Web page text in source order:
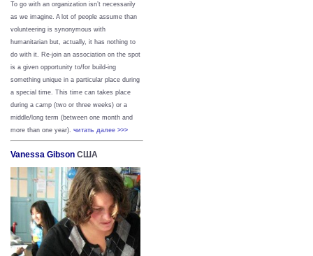
To go with an organization isn’t necessarily
as we imagine. A lot of people assume than
volunteering is synonymous with
humanitarian but, actually, it has nothing to
do with it. Re-join an association on the spot
is a given opportunity to/for build-ing
something unique in a particular place during
a special time. This time can takes place
during a camp (two or three weeks) or a
middle/long term (between one month and
more than one year). читать далее >>>
Vanessa Gibson США